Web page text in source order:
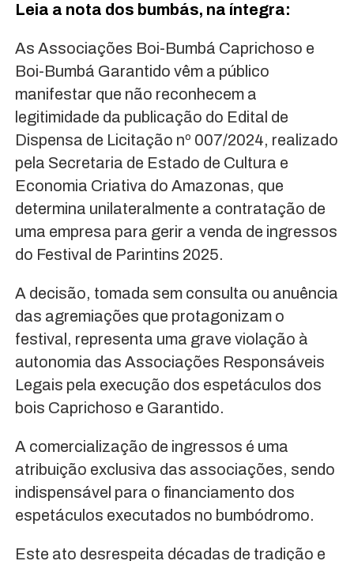
Leia a nota dos bumbás, na íntegra:
As Associações Boi-Bumbá Caprichoso e
Boi-Bumbá Garantido vêm a público
manifestar que não reconhecem a
legitimidade da publicação do Edital de
Dispensa de Licitação nº 007/2024, realizado
pela Secretaria de Estado de Cultura e
Economia Criativa do Amazonas, que
determina unilateralmente a contratação de
uma empresa para gerir a venda de ingressos
do Festival de Parintins 2025.
A decisão, tomada sem consulta ou anuência
das agremiações que protagonizam o
festival, representa uma grave violação à
autonomia das Associações Responsáveis
Legais pela execução dos espetáculos dos
bois Caprichoso e Garantido.
A comercialização de ingressos é uma
atribuição exclusiva das associações, sendo
indispensável para o financiamento dos
espetáculos executados no bumbódromo.
Este ato desrespeita décadas de tradição e